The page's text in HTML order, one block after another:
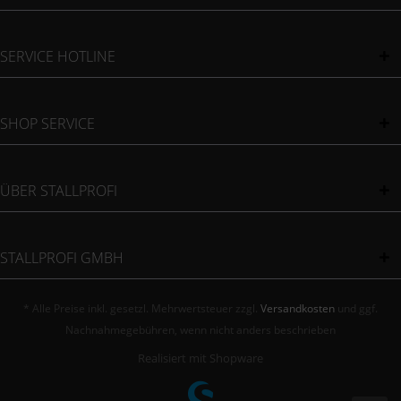
SERVICE HOTLINE
SHOP SERVICE
ÜBER STALLPROFI
STALLPROFI GMBH
* Alle Preise inkl. gesetzl. Mehrwertsteuer zzgl. Versandkosten und ggf.
Nachnahmegebühren, wenn nicht anders beschrieben
Realisiert mit Shopware